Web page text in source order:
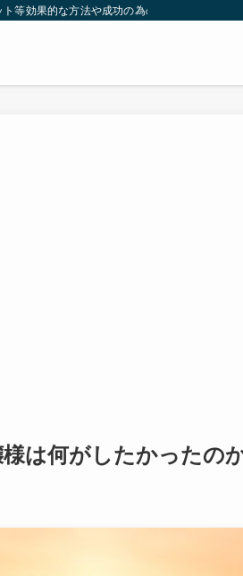
等効果的な方法や成功の為の秘訣等。太っ
は何がしたかったの